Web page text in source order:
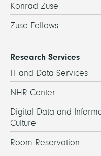
Konrad Zuse
Zuse Fellows
Research Services
IT and Data Services
NHR Center
Digital Data and
Culture
Room Reservation